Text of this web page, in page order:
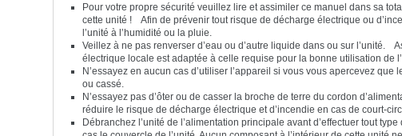
Pour votre propre sécurité veuillez lire et assimiler ce manuel dans sa
cette unité ! Afin de prévenir tout risque de décharge électrique ou
l’unité à l’humidité ou la pluie.
Veillez à ne pas renverser d’eau ou d’autre liquide dans ou sur l’unité.
électrique locale est adaptée à celle requise pour la bonne utilisation de
N’essayez en aucun cas d’utiliser l’appareil si vous vous apercevez que
ou cassé.
N’essayez pas d’ôter ou de casser la broche de terre du cordon
réduire le risque de décharge électrique et d’incendie en cas de court-
Débranchez l’unité de l’alimentation principale avant d’effectuer tout